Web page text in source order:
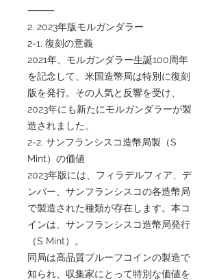
⸻
2. 2023年版モルガンダラー
2-1. 復刻の意義
2021年、モルガンダラー生誕100周年
を記念して、米国造幣局は特別に復刻
版を発行。その人気と反響を受け、
2023年にも新たにモルガンダラーが製
造されました。
2-2. サンフランシスコ造幣局製（S
Mint）の価値
2023年版には、フィラデルフィア、デ
ンバー、サンフランシスコの各造幣局
で製造された種類が存在します。本コ
インは、サンフランシスコ造幣局発行
（S Mint）。
同局は高品質プルーフコインの製造で
知られ、収集家にとって特別な価値を